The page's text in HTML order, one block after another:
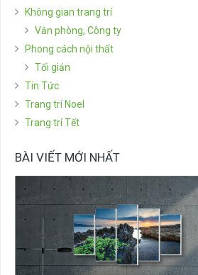
Không gian trang trí
Văn phòng, Công ty
Phong cách nội thất
Tối giản
Tin Tức
Trang trí Noel
Trang trí Tết
BÀI VIẾT MỚI NHẤT